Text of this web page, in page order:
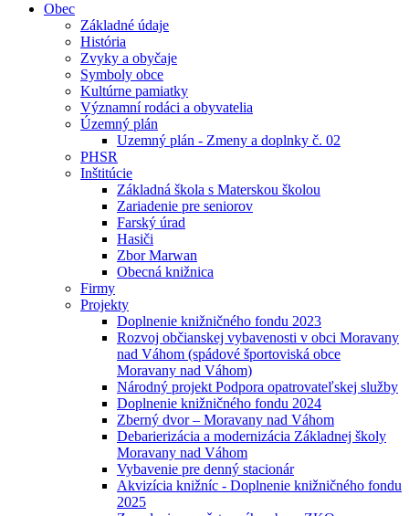
Obec
Základné údaje
História
Zvyky a obyčaje
Symboly obce
Kultúrne pamiatky
Významní rodáci a obyvatelia
Územný plán
Uzemný plán - Zmeny a doplnky č. 02
PHSR
Inštitúcie
Základná škola s Materskou školou
Zariadenie pre seniorov
Farský úrad
Hasiči
Zbor Marwan
Obecná knižnica
Firmy
Projekty
Doplnenie knižničného fondu 2023
Rozvoj občianskej vybavenosti v obci Moravany
nad Váhom (spádové športoviská obce
Moravany nad Váhom)
Národný projekt Podpora opatrovateľskej služby
Doplnenie knižničného fondu 2024
Zberný dvor – Moravany nad Váhom
Debarierizácia a modernizácia Základnej školy
Moravany nad Váhom
Vybavenie pre denný stacionár
Akvizícia knižníc - Doplnenie knižničného fondu
2025